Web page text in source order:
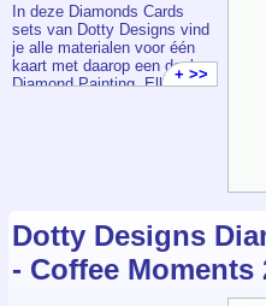
In deze Diamonds Cards
sets van Dotty Designs vind
je alle materialen voor één
kaart met daarop een deel
Diamond Painting. Elk
+ >>
Dotty Designs
- Coffee Moments